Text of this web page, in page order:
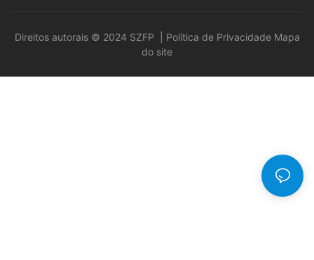
Direitos autorais © 2024 SZFP | Política de Privacidade Mapa
do site